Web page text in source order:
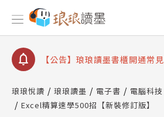
【公告】因 Readmoo 讀墨系
停部分閱讀服務
【公告】琅琅讀墨數位閱讀資
【公告】琅琅讀墨書櫃開通常
請圖文教學
【公告】琅琅書店服務升級重
查詢
琅琅悅讀 琅琅讀墨 電子書 電腦科技
Excel精算速學500招【新裝修訂版】